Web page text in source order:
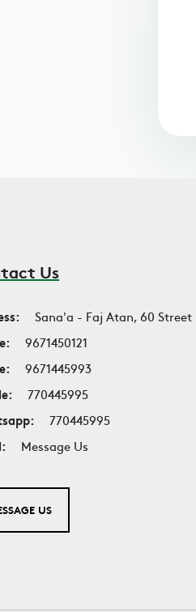
Us
Sana'a - Faj Atan, 60 Street
9671450121
9671445993
770445995
770445995
Message Us
US